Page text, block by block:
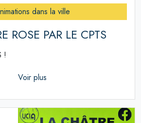
dans la ville
ROSE PAR LE CPTS
!
Voir plus